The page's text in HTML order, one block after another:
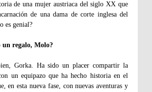
de una mujer austriaca del siglo XX que
de una dama de corte inglesa del
es genial?
un regalo, Molo?
Gorka. Ha sido un placer compartir la
un equipazo que ha hecho historia en el
en esta nueva fase, con nuevas aventuras y